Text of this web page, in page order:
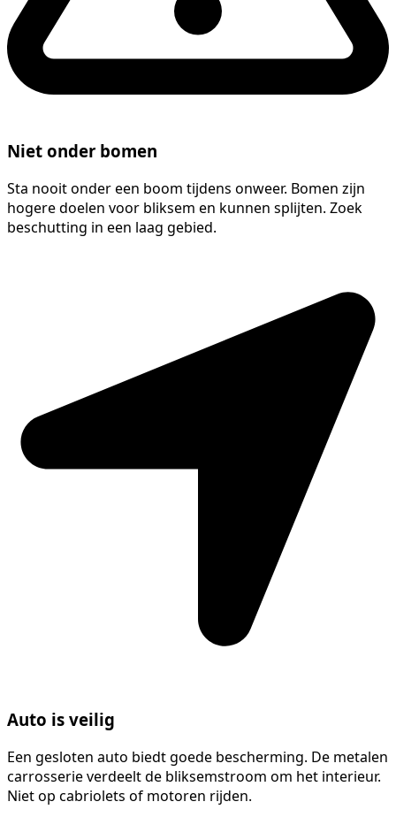
Niet onder bomen
Sta nooit onder een boom tijdens onweer. Bomen zijn
hogere doelen voor bliksem en kunnen splijten. Zoek
beschutting in een laag gebied.
Auto is veilig
Een gesloten auto biedt goede bescherming. De metalen
carrosserie verdeelt de bliksemstroom om het interieur.
Niet op cabriolets of motoren rijden.